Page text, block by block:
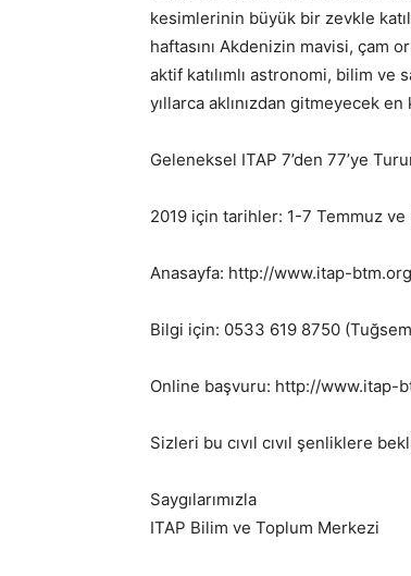
kesimlerinin büyük bir zevkle
haftasını Akdenizin mavisi, çam
aktif katılımlı astronomi, bilim ve
yıllarca aklınızdan gitmeyecek en
Geleneksel ITAP 7’den 77’ye
2019 için tarihler: 1-7 Temmuz
Anasayfa: http://www.itap-
Bilgi için: 0533 619 8750
Online başvuru: http://www.itap-
Sizleri bu cıvıl cıvıl şenliklere
Saygılarımızla
ITAP Bilim ve Toplum Merkezi